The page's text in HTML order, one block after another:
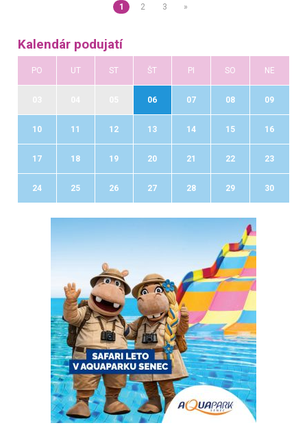
1 2 3 »
Kalendár podujatí
PO UT ST ŠT PI SO NE
06 07 08 09
10 11 12 13 14 15 16
17 18 19 20 21 22 23
24 25 26 27 28 29 30